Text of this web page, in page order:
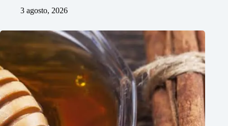
3 agosto, 2026